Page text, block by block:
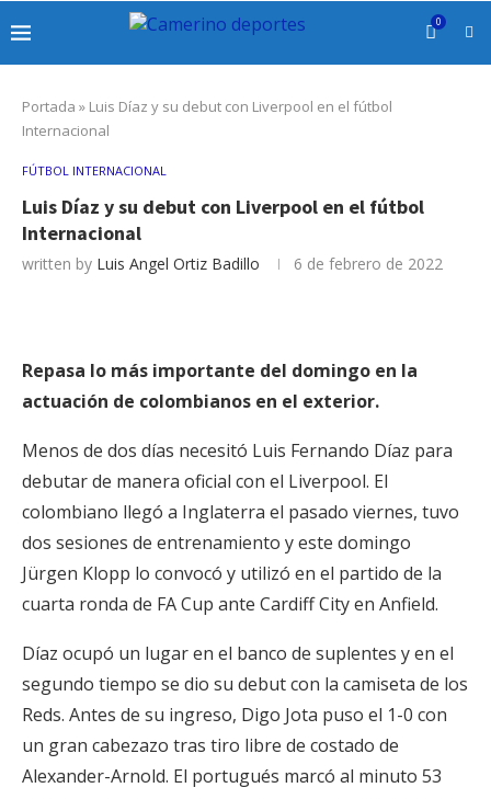
0
Portada » Luis Díaz y su debut con Liverpool en el fútbol
Internacional
FÚTBOL INTERNACIONAL
Luis Díaz y su debut con Liverpool en el fútbol
Internacional
written by Luis Angel Ortiz Badillo 6 de febrero de 2022
Repasa lo más importante del domingo en la
actuación de colombianos en el exterior.
Menos de dos días necesitó Luis Fernando Díaz para
debutar de manera oficial con el Liverpool. El
colombiano llegó a Inglaterra el pasado viernes, tuvo
dos sesiones de entrenamiento y este domingo
Jürgen Klopp lo convocó y utilizó en el partido de la
cuarta ronda de FA Cup ante Cardiff City en Anfield.
Díaz ocupó un lugar en el banco de suplentes y en el
segundo tiempo se dio su debut con la camiseta de los
Reds. Antes de su ingreso, Digo Jota puso el 1-0 con
un gran cabezazo tras tiro libre de costado de
Alexander-Arnold. El portugués marcó al minuto 53